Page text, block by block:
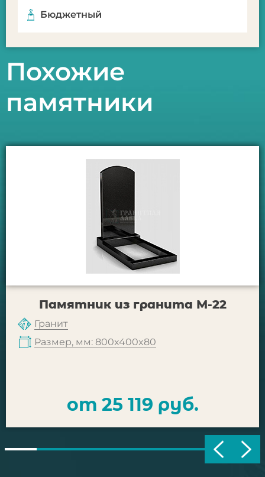
Бюджетный
Похожие
памятники
Памятник из гранита М-22
Гранит
Размер, мм: 800x400x80
от 25 119 руб.